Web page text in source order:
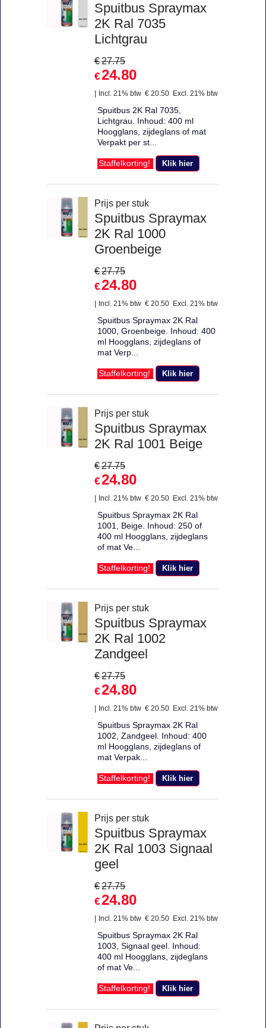
Spuitbus Spraymax
2K Ral 7035
Lichtgrau
€27.75
€24.80
Incl. 21% btw € 20.50 Excl. 21% btw
Spuitbus 2K Ral 7035,
Lichtgrau. Inhoud: 400 ml
Hoogglans, zijdeglans of mat
Verpakt per st...
Staffelkorting! Klik hier
Prijs per stuk
Spuitbus Spraymax
2K Ral 1000
Groenbeige
€27.75
€24.80
Incl. 21% btw € 20.50 Excl. 21% btw
Spuitbus Spraymax 2K Ral
1000, Groenbeige. Inhoud: 400
ml Hoogglans, zijdeglans of
mat Verp...
Staffelkorting! Klik hier
Prijs per stuk
Spuitbus Spraymax
2K Ral 1001 Beige
€27.75
€24.80
Incl. 21% btw € 20.50 Excl. 21% btw
Spuitbus Spraymax 2K Ral
1001, Beige. Inhoud: 250 of
400 ml Hoogglans, zijdeglans
of mat Ve...
Staffelkorting! Klik hier
Prijs per stuk
Spuitbus Spraymax
2K Ral 1002
Zandgeel
€27.75
€24.80
Incl. 21% btw € 20.50 Excl. 21% btw
Spuitbus Spraymax 2K Ral
1002, Zandgeel. Inhoud: 400
ml Hoogglans, zijdeglans of
mat Verpak...
Staffelkorting! Klik hier
Prijs per stuk
Spuitbus Spraymax
2K Ral 1003 Signaal
geel
€27.75
€24.80
Incl. 21% btw € 20.50 Excl. 21% btw
Spuitbus Spraymax 2K Ral
1003, Signaal geel. Inhoud:
400 ml Hoogglans, zijdeglans
of mat Ve...
Staffelkorting! Klik hier